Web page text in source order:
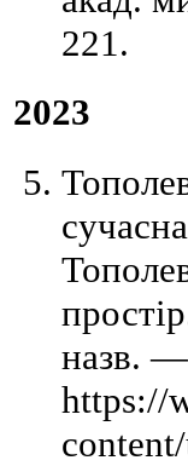
221.
2023
назв.
https://